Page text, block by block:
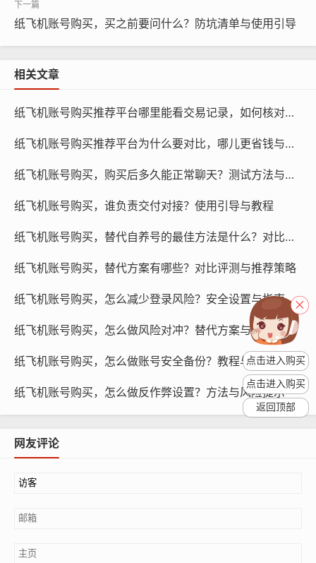
纸飞机账号购买, 在线购买tg账号, 电报聊天账号购买,wdd
机账号的板块,玩家可以在这里找到一些优质账号的推荐和
交易信息。
第三方交易平台：一些专业的第三方交易平台，如淘宝、
闲鱼等，提供了大量的纸飞机账号交易,玩家可以在这里购
买到优质的账号。
专业经纪公司：一些专业的经纪公司，如电竞经纪公司、
玩家提供优质账号的购买服务。
纸飞机账号购买，买之前要问什么？防坑清单与使用引导
相关文章
纸飞机账号购买推荐平台哪里能看交易记录，如何核对与为什么要核验教程
纸飞机账号购买推荐平台为什么要对比，哪儿更省钱与更快到账评测研究策略
纸飞机账号购买，购买后多久能正常聊天？测试方法与引导
纸飞机账号购买，谁负责交付对接？使用引导与教程
纸飞机账号购买，替代自养号的最佳方法是什么？对比评测与推荐指南
纸飞机账号购买，替代方案有哪些？对比评测与推荐策略
纸飞机账号购买，怎么减少登录风险？安全设置与指南
纸飞机账号购买，怎么做风险对冲？替代方案与推荐
纸飞机账号购买，怎么做账号安全备份？教程与使用提示
纸飞机账号购买，怎么做反作弊设置？方法与风险提示
网友评论
点击进入购买
点击进入购买
返回顶部